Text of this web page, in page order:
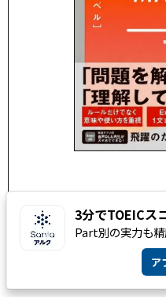
3分でTOEICス
Part別の実力も
ア